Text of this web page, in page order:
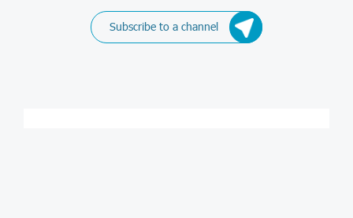
Subscribe to a channel